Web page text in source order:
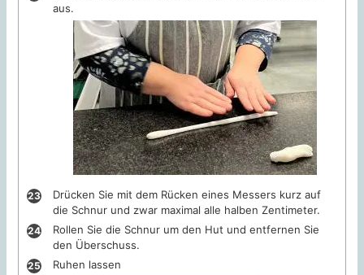
aus.
Drücken Sie mit dem Rücken eines Messers kurz auf
die Schnur und zwar maximal alle halben Zentimeter.
Rollen Sie die Schnur um den Hut und entfernen Sie
den Überschuss.
Ruhen lassen